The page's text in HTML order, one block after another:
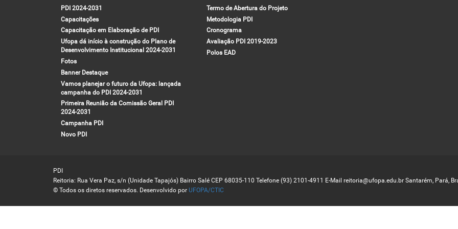
PDI 2024-2031
Capacitações
Capacitação em Elaboração de PDI
Ufopa dá início à construção do Plano de
Desenvolvimento Institucional 2024-2031
Fotos
Banner Destaque
Vamos planejar o futuro da Ufopa: lançada
campanha do PDI 2024-2031
Primeira Reunião da Comissão Geral PDI
2024-2031
Campanha PDI
Novo PDI
Termo de Abertura do Projeto
Metodologia PDI
Cronograma
Avaliação PDI 2019-2023
Polos EAD
PDI
Reitoria: Rua Vera Paz, s/n (Unidade Tapajós) Bairro Salé CEP 68035-110 Telefone (93) 2101-4911 E-Mail reitoria@ufopa.edu.br Santarém, Pará,
© Todos os diretos reservados. Desenvolvido por UFOPA/CTIC